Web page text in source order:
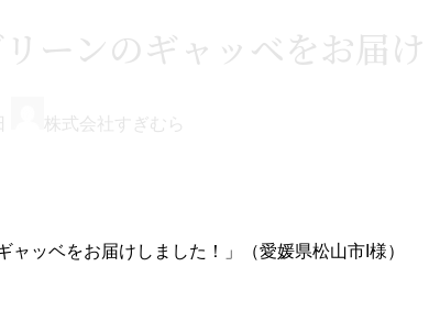
リーンのギャッベをお届
株式会社すぎむら
ャッベをお届けしました！」（愛媛県松山市I様）